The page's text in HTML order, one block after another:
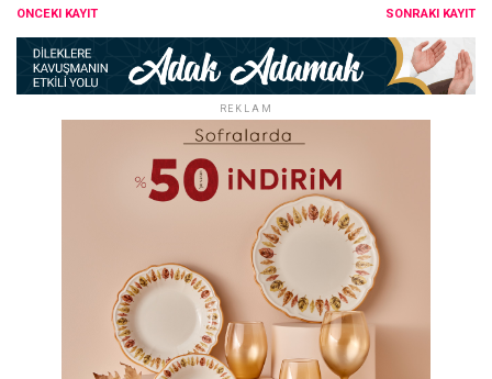
SONRAKI KAYIT
ÖNCEKI KAYIT
REKLAM